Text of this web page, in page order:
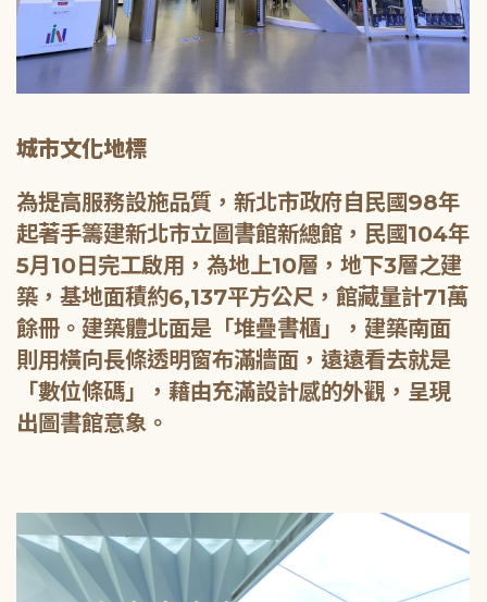
城市文化地標
為提高服務設施品質，新北市政府自民國98年
起著手籌建新北市立圖書館新總館，民國104年
5月10日完工啟用，為地上10層，地下3層之建
築，基地面積約6,137平方公尺，館藏量計71萬
餘冊。建築體北面是「堆疊書櫃」，建築南面
則用橫向長條透明窗布滿牆面，遠遠看去就是
「數位條碼」，藉由充滿設計感的外觀，呈現
出圖書館意象。